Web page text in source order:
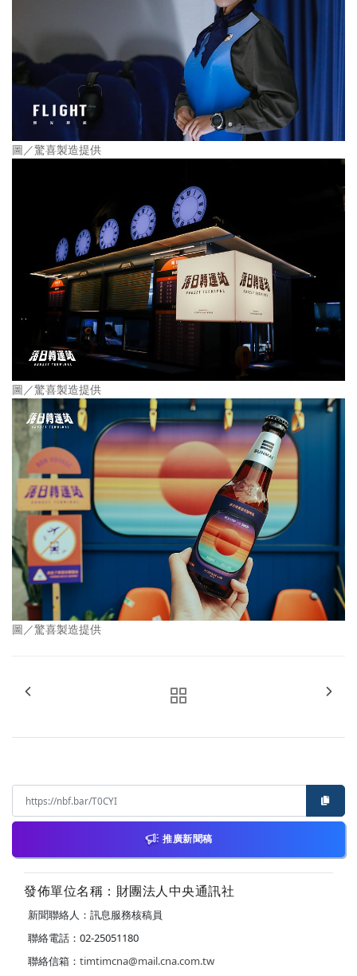
圖／驚喜製造提供
圖／驚喜製造提供
圖／驚喜製造提供
推廣新聞稿
發佈單位名稱：財團法人中央通訊社
新聞聯絡人：訊息服務核稿員
聯絡電話：02-25051180
聯絡信箱： timtimcna@mail.cna.com.tw